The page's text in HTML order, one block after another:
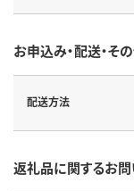
お申込み・配送・そ
配送方法
返礼品に関するお